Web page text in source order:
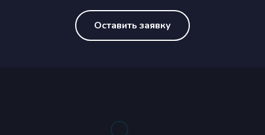
Оставить заявку